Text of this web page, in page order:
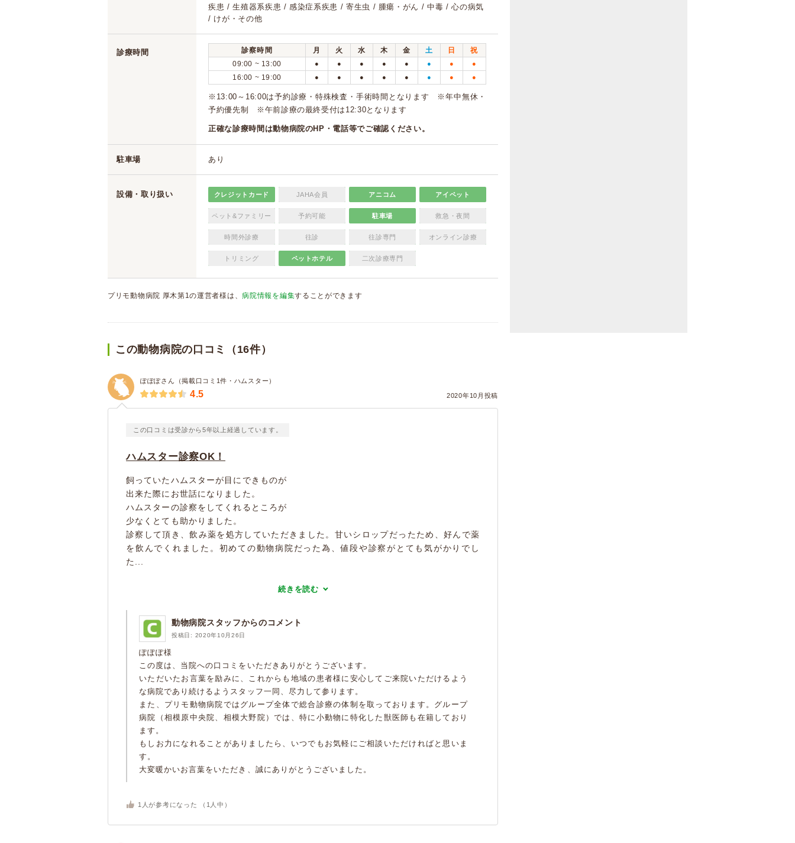
疾患 / 生殖器系疾患 / 感染症系疾患 / 寄生虫 / 腫瘍・がん / 中毒 / 心の病気
/ けが・その他
診療時間 診察時間 月 火 水 木 金 土 日
祝
09:00 ~ 13:00
● ● ● ● ● ● ● ●
16:00 ~ 19:00 ● ● ● ● ● ● ● ●
※13:00～16:00は予約診療・特殊検査・手術時間となります ※年中無休・
予約優先制 ※午前診療の最終受付は12:30となります
正確な診療時間は動物病院のHP・電話等でご確認ください。
駐車場 あり
設備・取り扱い クレジットカード JAHA会員 アニコム アイペット
ペット&ファミリー 予約可能 駐車場 救急・夜間
時間外診療 往診 往診専門 オンライン診療
トリミング ペットホテル 二次診療専門
プリモ動物病院 厚木第1の運営者様は、病院情報を編集することができます
この動物病院の口コミ（16件）
ぽぽぽさん（掲載口コミ1件・ハムスター）
2020年10月投稿
4.5
この口コミは受診から5年以上経過しています。
ハムスター診察OK！
飼っていたハムスターが目にできものが
出来た際にお世話になりました。
ハムスターの診察をしてくれるところが
少なくとても助かりました。
診察して頂き、飲み薬を処方していただきました。甘いシロップだったため、好んで薬
を飲んでくれました。初めての動物病院だった為、値段や診察がとても気がかりでし
た...
続きを読む
動物病院スタッフからのコメント
投稿日: 2020年10月26日
ぽぽぽ様
この度は、当院への口コミをいただきありがとうございます。
いただいたお言葉を励みに、これからも地域の患者様に安心してご来院いただけるよう
な病院であり続けるようスタッフ一同、尽力して参ります。
また、プリモ動物病院ではグループ全体で総合診療の体制を取っております。グループ
病院（相模原中央院、相模大野院）では、特に小動物に特化した獣医師も在籍しており
ます。
もしお力になれることがありましたら、いつでもお気軽にご相談いただければと思いま
す。
大変暖かいお言葉をいただき、誠にありがとうございました。
1 人が参考になった （ 1 人中）